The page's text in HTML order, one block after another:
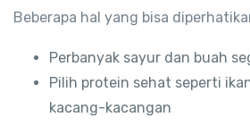
Beberapa hal yang bisa
Perbanyak sayur dan buah
Pilih protein sehat seperti
kacang-kacangan